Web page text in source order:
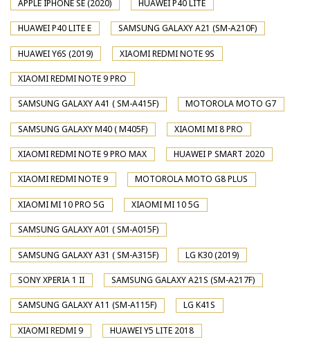
APPLE IPHONE SE (2020) HUAWEI P40 LITE
HUAWEI P40 LITE E SAMSUNG GALAXY A21 (SM-A210F)
HUAWEI Y6S (2019) XIAOMI REDMI NOTE 9S
XIAOMI REDMI NOTE 9 PRO
SAMSUNG GALAXY A41 ( SM-A415F) MOTOROLA MOTO G7
SAMSUNG GALAXY M40 ( M405F) XIAOMI MI 8 PRO
XIAOMI REDMI NOTE 9 PRO MAX HUAWEI P SMART 2020
XIAOMI REDMI NOTE 9 MOTOROLA MOTO G8 PLUS
XIAOMI MI 10 PRO 5G XIAOMI MI 10 5G
SAMSUNG GALAXY A01 ( SM-A015F)
SAMSUNG GALAXY A31 ( SM-A315F) LG K30 (2019)
SONY XPERIA 1 II SAMSUNG GALAXY A21S (SM-A217F)
SAMSUNG GALAXY A11 (SM-A115F) LG K41S
XIAOMI REDMI 9 HUAWEI Y5 LITE 2018